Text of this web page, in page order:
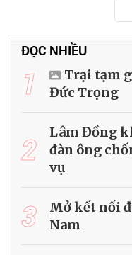
ĐỌC NHIỀU
1
Trại tạm
Đức Trọng
2
Lâm Đồng
đàn ông
vụ
3
Mở kết nối
Nam